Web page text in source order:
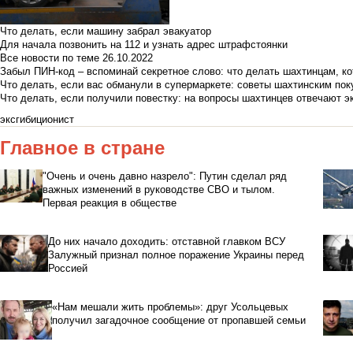
Что делать, если машину забрал эвакуатор
Для начала позвонить на 112 и узнать адрес штрафстоянки
Все новости по теме 26.10.2022
Забыл ПИН-код – вспоминай секретное слово: что делать шахтинцам,
Что делать, если вас обманули в супермаркете: советы шахтинским
Что делать, если получили повестку: на вопросы шахтинцев отвечают
эксгибиционист
Главное в стране
"Очень и очень давно назрело": Путин сделал ряд
важных изменений в руководстве СВО и тылом.
Первая реакция в обществе
До них начало доходить: отставной главком ВСУ
Залужный признал полное поражение Украины перед
Россией
«Нам мешали жить проблемы»: друг Усольцевых
получил загадочное сообщение от пропавшей семьи